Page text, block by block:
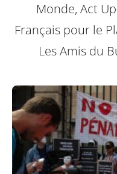
Monde, Act
Français pour le
Les Amis du